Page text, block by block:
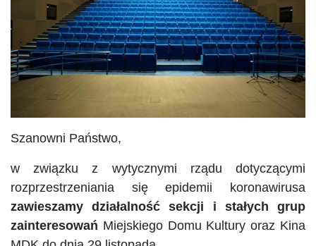
Szanowni Państwo,
w związku z wytycznymi rządu dotyczącymi
rozprzestrzeniania się epidemii koronawirusa
zawieszamy działalność sekcji i stałych grup
zainteresowań Miejskiego Domu Kultury oraz Kina